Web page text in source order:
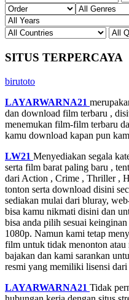
SITUS TERPERCAYA
birutoto
LAYARWARNA21
dan download film terbaru ,
menemukan film-film terbaru
kamu download kapan pun
LW21 Menyediakan segala
serta film barat paling baru ,
dari Action , Crime , Thriller ,
tonton serta download disini
sediakan mulai dari bluray,
bisa kamu nikmati disini dan
bisa anda pilih sesuai
1080p. Namun kami tetap
film untuk tidak menonton
bajakan dan kami sarankan
resmi yang memiliki lisensi
LAYARWARNA21 Tidak